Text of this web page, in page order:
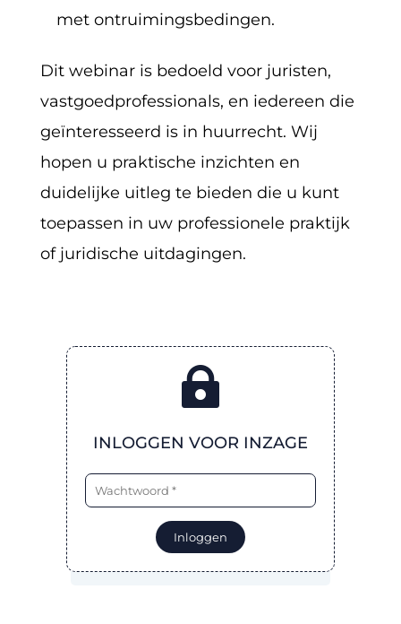
met ontruimingsbedingen.
Dit webinar is bedoeld voor juristen,
vastgoedprofessionals, en iedereen die
geïnteresseerd is in huurrecht. Wij
hopen u praktische inzichten en
duidelijke uitleg te bieden die u kunt
toepassen in uw professionele praktijk
of juridische uitdagingen.

INLOGGEN VOOR INZAGE
Inloggen